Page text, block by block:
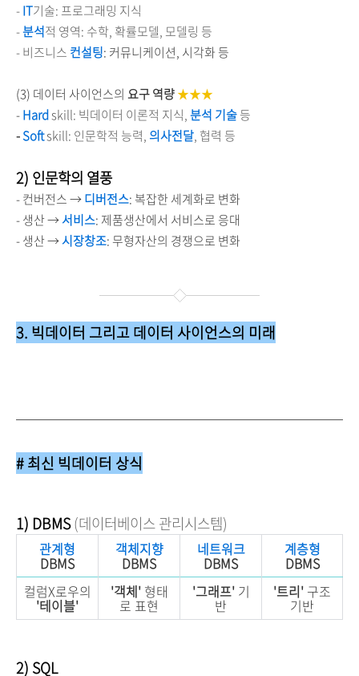
-IT기술: 프로그래밍 지식
-분석적 영역: 수학, 확률모델, 모델링 등
- 비즈니스 컨설팅: 커뮤니케이션, 시각화 등
(3) 데이터 사이언스의 요구 역량★★★
-Hardskill: 빅데이터 이론적 지식,분석 기술등
-Softskill: 인문학적 능력, 의사전달, 협력 등
2) 인문학의 열풍
- 컨버전스 →디버전스: 복잡한 세계화로 변화
- 생산→서비스: 제품생산에서 서비스로 응대
- 생산→시장창조: 무형자산의 경쟁으로 변화
3. 빅데이터 그리고 데이터 사이언스의 미래
# 최신 빅데이터 상식
1) DBMS(데이터베이스 관리시스템)
관계형
DBMS
객체지향
DBMS
네트워크
DBMS
계층형
DBMS
컬럼X로우의
'테이블'
'객체'형태
로 표현
'그래프'기
반
'트리' 구조
기반
2) SQL